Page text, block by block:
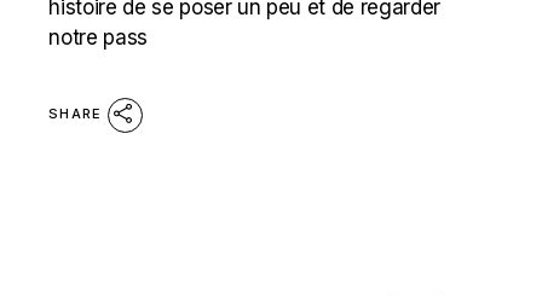
histoire de se poser un peu et de regarder
notre pass
SHARE